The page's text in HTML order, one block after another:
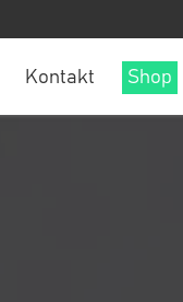
Kontakt Shop